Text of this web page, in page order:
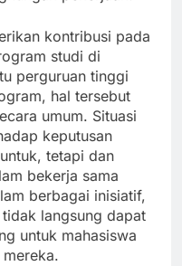
kontribusi pada
studi di
perguruan tinggi
hal tersebut
umum. Situasi
keputusan
tetapi dan
bekerja sama
berbagai inisiatif,
langsung dapat
untuk mahasiswa